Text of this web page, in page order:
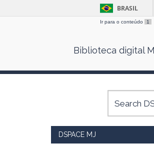
BRASIL
Ir para o conteúdo 1
Biblioteca digital
DSPACE MJ